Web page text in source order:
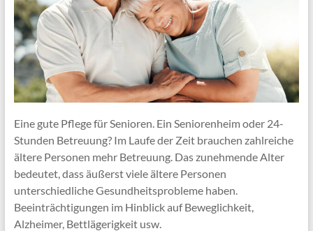
Eine gute Pflege für Senioren. Ein Seniorenheim oder 24-
Stunden Betreuung? Im Laufe der Zeit brauchen zahlreiche
ältere Personen mehr Betreuung. Das zunehmende Alter
bedeutet, dass äußerst viele ältere Personen
unterschiedliche Gesundheitsprobleme haben.
Beeinträchtigungen im Hinblick auf Beweglichkeit,
Alzheimer, Bettlägerigkeit usw.